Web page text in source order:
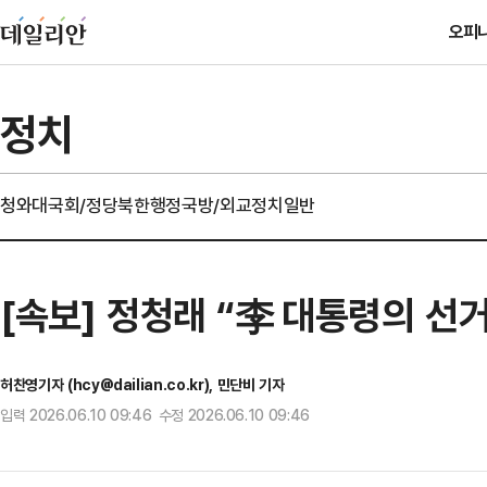
오피
정치
청와대국회/정당북한행정국방/외교정치일반
[속보] 정청래 “李 대통령의 선
허찬영기자 (hcy@dailian.co.kr), 민단비 기자
입력 2026.06.10 09:46 수정 2026.06.10 09:46